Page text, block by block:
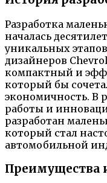
Разработка
началась
уникальных
дизайнеров
компактный и
который бы
экономичность. В
работы и
разработан
который стал
автомобильной
Преимущества